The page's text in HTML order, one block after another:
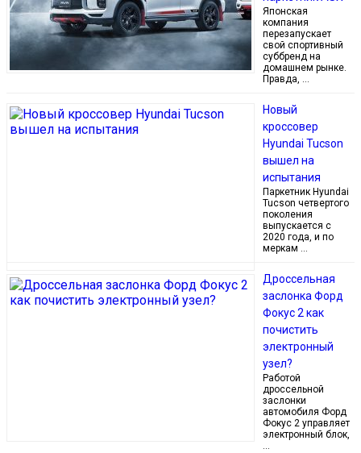
Японская
компания
перезапускает
свой спортивный
суббренд на
домашнем рынке.
Правда, …
Новый
кроссовер
Hyundai Tucson
вышел на
испытания
Паркетник Hyundai
Tucson четвертого
поколения
выпускается с
2020 года, и по
меркам …
Дроссельная
заслонка Форд
Фокус 2 как
почистить
электронный
узел?
Работой
дроссельной
заслонки
автомобиля Форд
Фокус 2 управляет
электронный блок,
…